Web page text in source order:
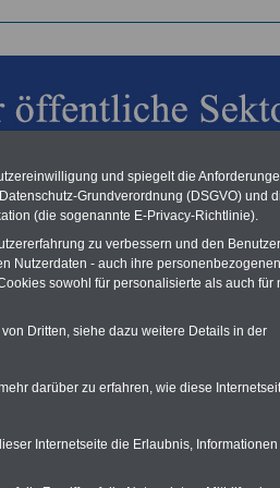
Länder: Beschäftigte erhalten
aber 100 Euro – Werneke: „Mit
und Kommunen Schritt
durchgesetzt“
und spiegelt die
Grundverordnung (DSGVO) und
(die sogenannte E-Privacy-Richtlinie).
zu verbessern und den
Nutzerdaten - auch ihre
sowohl für personalisierte als auch für
Dritten, siehe dazu weitere Details in der
mehr darüber zu erfahren, wie diese
Internetseite die Erlaubnis,